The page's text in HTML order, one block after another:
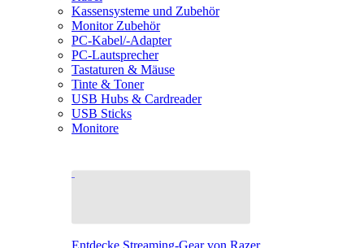
Kassensysteme und Zubehör
Monitor Zubehör
PC-Kabel/-Adapter
PC-Lautsprecher
Tastaturen & Mäuse
Tinte & Toner
USB Hubs & Cardreader
USB Sticks
Monitore
Entdecke Streaming-Gear von Razer